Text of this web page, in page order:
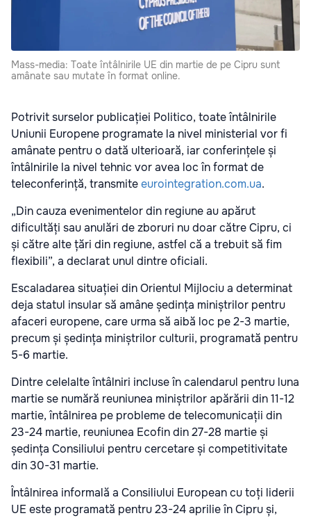
Mass-media: Toate întâlnirile UE din martie de pe Cipru sunt
amânate sau mutate în format online.
Potrivit surselor publicației Politico, toate întâlnirile
Uniunii Europene programate la nivel ministerial vor fi
amânate pentru o dată ulterioară, iar conferințele și
întâlnirile la nivel tehnic vor avea loc în format de
teleconferință, transmiteeurointegration.com.ua.
„Din cauza evenimentelor din regiune au apărut
dificultăți sau anulări de zboruri nu doar către Cipru, ci
și către alte țări din regiune, astfel că a trebuit să fim
flexibili”, a declarat unul dintre oficiali.
Escaladarea situației din Orientul Mijlociu a determinat
deja statul insular să amâne ședința miniștrilor pentru
afaceri europene, care urma să aibă loc pe 2-3 martie,
precum și ședința miniștrilor culturii, programată pentru
5-6 martie.
Dintre celelalte întâlniri incluse în calendarul pentru luna
martie se numără reuniunea miniștrilor apărării din 11-12
martie, întâlnirea pe probleme de telecomunicații din
23-24 martie, reuniunea Ecofin din 27-28 martie și
ședința Consiliului pentru cercetare și competitivitate
din 30-31 martie.
Întâlnirea informală a Consiliului European cu toți liderii
UE este programată pentru 23-24 aprilie în Cipru și,